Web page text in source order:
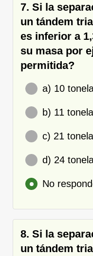
7. Si la
un tándem
es inferior a
su masa por
permitida?
a) 10
b) 11
c) 21
d) 24
No
8. Si la
un tándem